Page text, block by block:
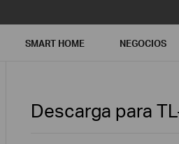
SMART HOME NEGOCIOS
Descarga para